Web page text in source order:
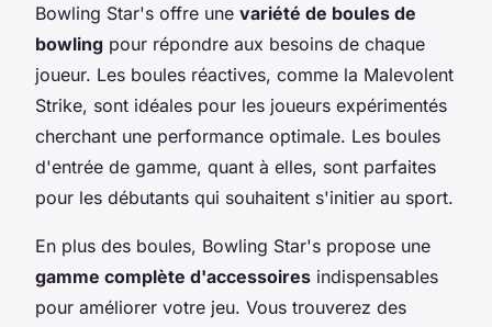
Bowling Star's offre une variété de boules de
bowling pour répondre aux besoins de chaque
joueur. Les boules réactives, comme la Malevolent
Strike, sont idéales pour les joueurs expérimentés
cherchant une performance optimale. Les boules
d'entrée de gamme, quant à elles, sont parfaites
pour les débutants qui souhaitent s'initier au sport.
En plus des boules, Bowling Star's propose une
gamme complète d'accessoires indispensables
pour améliorer votre jeu. Vous trouverez des